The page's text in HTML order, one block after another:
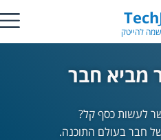
Tech
להייטק
מביא חבר
לעשות כסף קל?
חבר בעולם התוכנה.